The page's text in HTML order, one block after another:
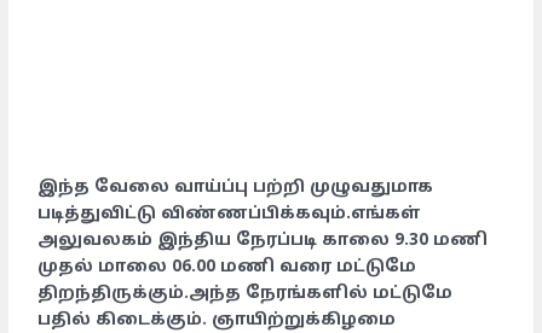
இந்த வேலை வாய்ப்பு பற்றி முழுவதுமாக
படித்துவிட்டு விண்ணப்பிக்கவும்.எங்கள்
அலுவலகம் இந்திய நேரப்படி காலை 9.30 மணி
முதல் மாலை 06.00 மணி வரை மட்டுமே
திறந்திருக்கும்.அந்த நேரங்களில் மட்டுமே
பதில் கிடைக்கும். ஞாயிற்றுக்கிழமை